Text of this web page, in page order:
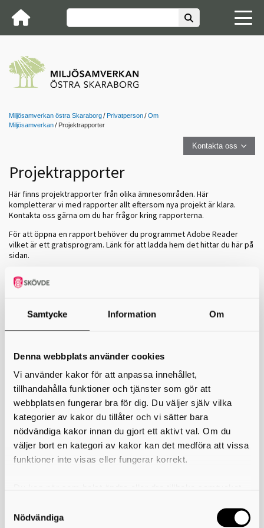
Samtycke Information Om
Denna webbplats använder cookies
Vi använder kakor för att anpassa innehållet,
tillhandahålla funktioner och tjänster som gör att
webbplatsen fungerar bra för dig. Du väljer själv vilka
kategorier av kakor du tillåter och vi sätter bara
nödvändiga kakor innan du gjort ett aktivt val. Om du
väljer bort en kategori av kakor kan det medföra att vissa
funktioner inte visas eller fungerar korrekt.
användning av kakor som du hittar längst ner på sidan
Nödvändiga
Miljösamverkan östra Skaraborg Privatperson
Om
Miljösamverkan
Projektrapporter
Kontakta oss
Projektrapporter
Här finns projektrapporter från olika ämnesområden. Här
kompletterar vi med rapporter allt eftersom nya projekt är klara.
Kontakta oss gärna om du har frågor kring rapporterna.
För att öppna en rapport behöver du programmet Adobe Reader
vilket är ett gratisprogram. Länk för att ladda hem det hittar du här på
sidan.
Bostäder
Livsmedel
Lokaler (hygienlokaler, bad, skolor, nöjeslokaler, rökfria miljöer med
Miljöskydd
Serveringstillstånd, tobak, vissa receptfria läkemedel
Länkar